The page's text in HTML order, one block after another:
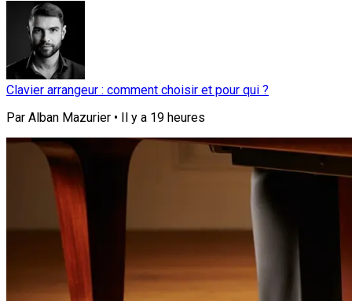
Clavier arrangeur : comment choisir et pour qui ?
Par Alban Mazurier • Il y a 19 heures